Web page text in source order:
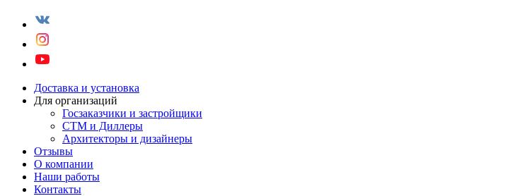
Доставка и установка
Для организаций
Госзаказчики и застройщики
СТМ и Диллеры
Архитекторы и дизайнеры
Отзывы
О компании
Наши работы
Контакты